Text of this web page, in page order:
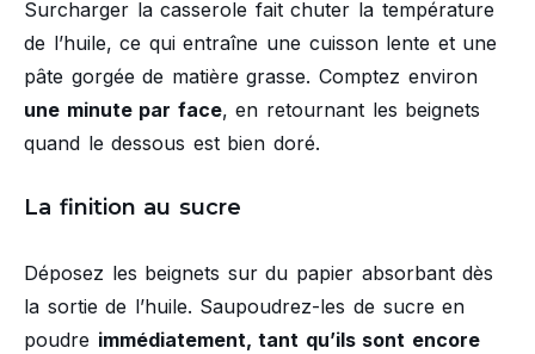
Surcharger la casserole fait chuter la température
de l’huile, ce qui entraîne une cuisson lente et une
pâte gorgée de matière grasse. Comptez environ
une minute par face, en retournant les beignets
quand le dessous est bien doré.
La finition au sucre
Déposez les beignets sur du papier absorbant dès
la sortie de l’huile. Saupoudrez-les de sucre en
poudre immédiatement, tant qu’ils sont encore